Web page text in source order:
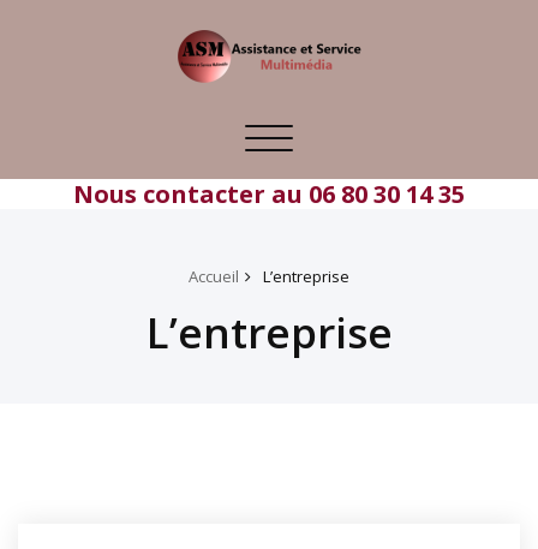
Toggle
Nous contacter au 06 80 30 14 35
Accueil L’entreprise
L’entreprise